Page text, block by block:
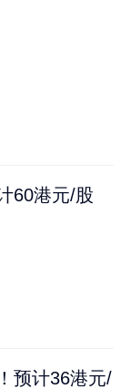
60港元/股
预计36港元/